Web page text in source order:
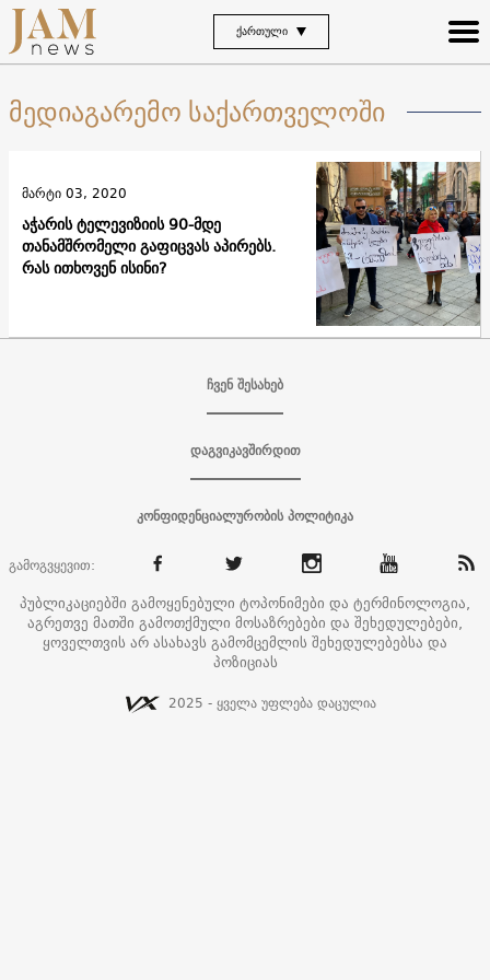
ᲥᲐᲠᲗᲣᲚᲘ
მედიაგარემო საქართველოში
აჭარის ტელევიზიის 90-მდე
თანამშრომელი გაფიცვას აპირებს.
რას ითხოვენ ისინი?
მარტი 03, 2020
ჩვენ შესახებ
დაგვიკავშირდით
კონფიდენციალურობის პოლიტიკა
გამოგვყევით:
პუბლიკაციებში გამოყენებული ტოპონიმები და ტერმინოლოგია,
აგრეთვე მათში გამოთქმული მოსაზრებები და შეხედულებები,
ყოველთვის არ ასახავს გამომცემლის შეხედულებებსა და
პოზიციას
2025 - ყველა უფლება დაცულია